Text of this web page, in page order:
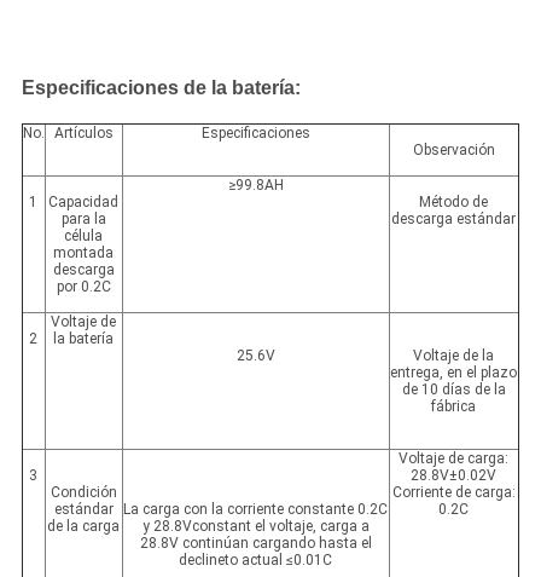
Especificaciones de la batería:
No. Artículos
Especificaciones
Observación
1
Capacidad
para la
célula
montada
descarga
por 0.2C
≥99.8AH
Método de
descarga estándar
2
Voltaje de
la batería
25.6V
Voltaje de la
entrega, en el plazo
de 10 días de la
fábrica
3
Condición
estándar
de la carga
La carga con la corriente constante 0.2C
y 28.8Vconstant el voltaje, carga a
28.8V continúan cargando hasta el
declineto actual ≤0.01C
Voltaje de carga:
28.8V±0.02V
Corriente de carga:
0.2C